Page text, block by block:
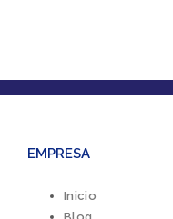
EMPRESA
Inicio